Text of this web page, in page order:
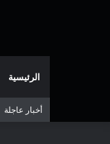
الرئيسية
أخبار عاجلة